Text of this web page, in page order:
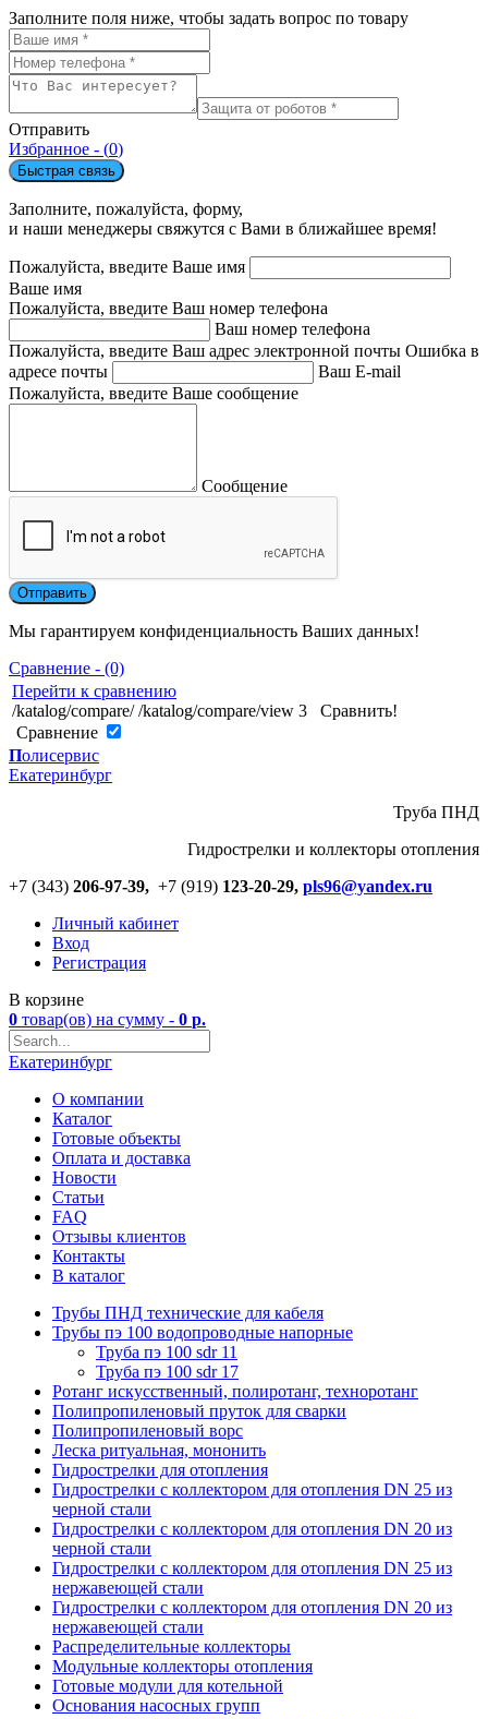
Заполните поля ниже, чтобы задать вопрос по товару
Отправить
Избранное - (0)
Быстрая связь
Заполните, пожалуйста, форму,
и наши менеджеры свяжутся с Вами в ближайшее время!
Пожалуйста, введите Ваше имя
Ваше имя
Пожалуйста, введите Ваш номер телефона
Ваш номер телефона
Пожалуйста, введите Ваш адрес электронной почты Ошибка в
адресе почты
Ваш E-mail
Пожалуйста, введите Ваше сообщение
Сообщение
Мы гарантируем конфиденциальность Ваших данных!
Сравнение - (0)
Перейти к сравнению
/katalog/compare/ /katalog/compare/view 3
Сравнить!
Cравнение
Полисервис
Екатеринбург
Труба ПНД
Гидрострелки и коллекторы отопления
+7 (343) 206-97-39, +7 (919) 123-20-29, pls96@yandex.ru
Личный кабинет
Вход
Регистрация
В корзине
0 товар(ов) на сумму - 0 р.
Екатеринбург
О компании
Каталог
Готовые объекты
Оплата и доставка
Новости
Статьи
FAQ
Отзывы клиентов
Контакты
В каталог
Трубы ПНД технические для кабеля
Трубы пэ 100 водопроводные напорные
Труба пэ 100 sdr 11
Труба пэ 100 sdr 17
Ротанг искусственный, полиротанг, техноротанг
Полипропиленовый пруток для сварки
Полипропиленовый ворс
Леска ритуальная, мононить
Гидрострелки для отопления
Гидрострелки с коллектором для отопления DN 25 из
черной стали
Гидрострелки с коллектором для отопления DN 20 из
черной стали
Гидрострелки с коллектором для отопления DN 25 из
нержавеющей стали
Гидрострелки с коллектором для отопления DN 20 из
нержавеющей стали
Распределительные коллекторы
Модульные коллекторы отопления
Готовые модули для котельной
Основания насосных групп